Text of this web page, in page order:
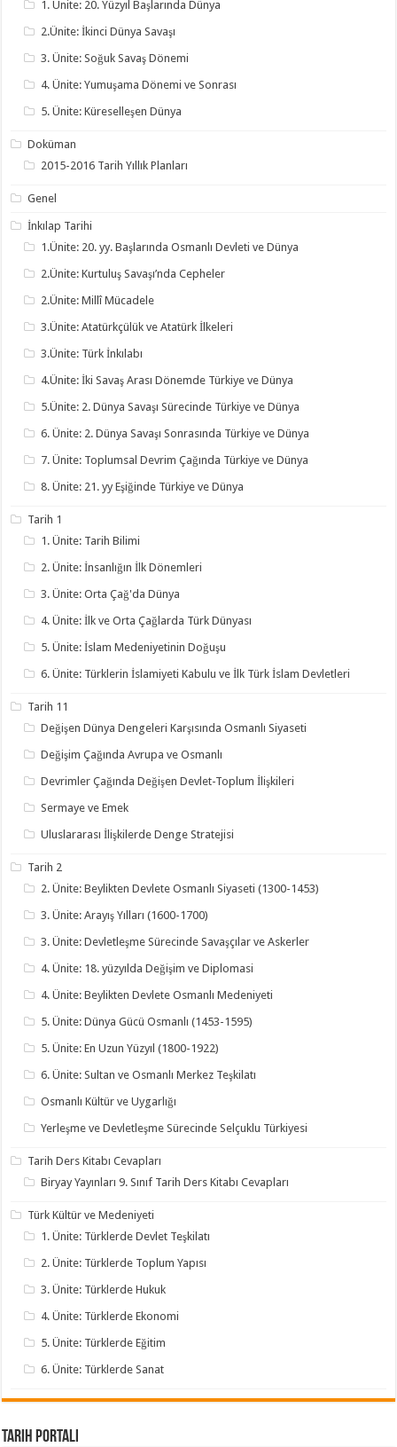
1. Ünite: 20. Yüzyıl Başlarında Dünya
2.Ünite: İkinci Dünya Savaşı
3. Ünite: Soğuk Savaş Dönemi
4. Ünite: Yumuşama Dönemi ve Sonrası
5. Ünite: Küreselleşen Dünya
Doküman
2015-2016 Tarih Yıllık Planları
Genel
İnkılap Tarihi
1.Ünite: 20. yy. Başlarında Osmanlı Devleti ve Dünya
2.Ünite: Kurtuluş Savaşı’nda Cepheler
2.Ünite: Millî Mücadele
3.Ünite: Atatürkçülük ve Atatürk İlkeleri
3.Ünite: Türk İnkılabı
4.Ünite: İki Savaş Arası Dönemde Türkiye ve Dünya
5.Ünite: 2. Dünya Savaşı Sürecinde Türkiye ve Dünya
6. Ünite: 2. Dünya Savaşı Sonrasında Türkiye ve Dünya
7. Ünite: Toplumsal Devrim Çağında Türkiye ve Dünya
8. Ünite: 21. yy Eşiğinde Türkiye ve Dünya
Tarih 1
1. Ünite: Tarih Bilimi
2. Ünite: İnsanlığın İlk Dönemleri
3. Ünite: Orta Çağ'da Dünya
4. Ünite: İlk ve Orta Çağlarda Türk Dünyası
5. Ünite: İslam Medeniyetinin Doğuşu
6. Ünite: Türklerin İslamiyeti Kabulu ve İlk Türk İslam Devletleri
Tarih 11
Değişen Dünya Dengeleri Karşısında Osmanlı Siyaseti
Değişim Çağında Avrupa ve Osmanlı
Devrimler Çağında Değişen Devlet-Toplum İlişkileri
Sermaye ve Emek
Uluslararası İlişkilerde Denge Stratejisi
Tarih 2
2. Ünite: Beylikten Devlete Osmanlı Siyaseti (1300-1453)
3. Ünite: Arayış Yılları (1600-1700)
3. Ünite: Devletleşme Sürecinde Savaşçılar ve Askerler
4. Ünite: 18. yüzyılda Değişim ve Diplomasi
4. Ünite: Beylikten Devlete Osmanlı Medeniyeti
5. Ünite: Dünya Gücü Osmanlı (1453-1595)
5. Ünite: En Uzun Yüzyıl (1800-1922)
6. Ünite: Sultan ve Osmanlı Merkez Teşkilatı
Osmanlı Kültür ve Uygarlığı
Yerleşme ve Devletleşme Sürecinde Selçuklu Türkiyesi
Tarih Ders Kitabı Cevapları
Biryay Yayınları 9. Sınıf Tarih Ders Kitabı Cevapları
Türk Kültür ve Medeniyeti
1. Ünite: Türklerde Devlet Teşkilatı
2. Ünite: Türklerde Toplum Yapısı
3. Ünite: Türklerde Hukuk
4. Ünite: Türklerde Ekonomi
5. Ünite: Türklerde Eğitim
6. Ünite: Türklerde Sanat
Tarih Portalı